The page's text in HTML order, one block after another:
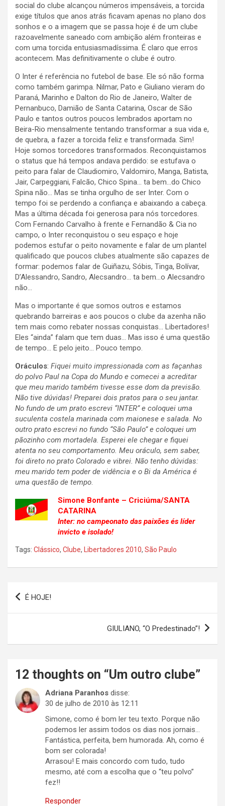
social do clube alcançou números impensáveis, a torcida
exige títulos que anos atrás ficavam apenas no plano dos
sonhos e o a imagem que se passa hoje é de um clube
razoavelmente saneado com ambição além fronteiras e
com uma torcida entusiasmadíssima. É claro que erros
acontecem. Mas definitivamente o clube é outro.
O Inter é referência no futebol de base. Ele só não forma
como também garimpa. Nilmar, Pato e Giuliano vieram do
Paraná, Marinho e Dalton do Rio de Janeiro, Walter de
Pernanbuco, Damião de Santa Catarina, Oscar de São
Paulo e tantos outros poucos lembrados aportam no
Beira-Rio mensalmente tentando transformar a sua vida e,
de quebra, a fazer a torcida feliz e transformada. Sim!
Hoje somos torcedores transformados. Reconquistamos
o status que há tempos andava perdido: se estufava o
peito para falar de Claudiomiro, Valdomiro, Manga, Batista,
Jair, Carpeggiani, Falcão, Chico Spina… ta bem…do Chico
Spina não… Mas se tinha orgulho de ser Inter. Com o
tempo foi se perdendo a confiança e abaixando a cabeça.
Mas a última década foi generosa para nós torcedores.
Com Fernando Carvalho à frente e Fernandão & Cia no
campo, o Inter reconquistou o seu espaço e hoje
podemos estufar o peito novamente e falar de um plantel
qualificado que poucos clubes atualmente são capazes de
formar: podemos falar de Guiñazu, Sóbis, Tinga, Bolívar,
D’Alessandro, Sandro, Alecsandro… ta bem…o Alecsandro
não…
Mas o importante é que somos outros e estamos
quebrando barreiras e aos poucos o clube da azenha não
tem mais como rebater nossas conquistas… Libertadores!
Eles “ainda” falam que tem duas… Mas isso é uma questão
de tempo… E pelo jeito… Pouco tempo.
Oráculos: Fiquei muito impressionada com as façanhas
do polvo Paul na Copa do Mundo e comecei a acreditar
que meu marido também tivesse esse dom da previsão.
Não tive dúvidas! Preparei dois pratos para o seu jantar.
No fundo de um prato escrevi “INTER” e coloquei uma
suculenta costela marinada com maionese e salada. No
outro prato escrevi no fundo “São Paulo” e coloquei um
pãozinho com mortadela. Esperei ele chegar e fiquei
atenta no seu comportamento. Meu oráculo, sem saber,
foi direto no prato Colorado e vibrei. Não tenho dúvidas:
meu marido tem poder de vidência e o Bi da América é
uma questão de tempo.
Simone Bonfante – Criciúma/SANTA
CATARINA
Inter: no campeonato das paixões és líder
invicto e isolado!
Tags: Clássico, Clube, Libertadores 2010, São Paulo
Navegação
É HOJE!
GIULIANO, “O Predestinado”!
12 thoughts on “Um outro clube”
Adriana Paranhos disse:
30 de julho de 2010 às 12:11
Simone, como é bom ler teu texto. Porque não
podemos ler assim todos os dias nos jornais…
Fantástica, perfeita, bem humorada. Ah, como é
bom ser colorada!
Arrasou! E mais concordo com tudo, tudo
mesmo, até com a escolha que o “teu polvo”
fez!!
Responder